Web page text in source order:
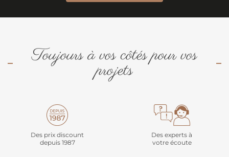
Toujours à vos côtés pour vos
projets
Des prix discount
depuis 1987
Des experts à
votre écoute